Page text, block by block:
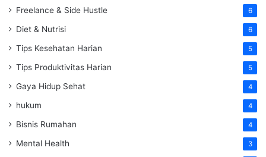
Freelance & Side Hustle 6
Diet & Nutrisi 6
Tips Kesehatan Harian 5
Tips Produktivitas Harian 5
Gaya Hidup Sehat 4
hukum 4
Bisnis Rumahan 4
Mental Health 3